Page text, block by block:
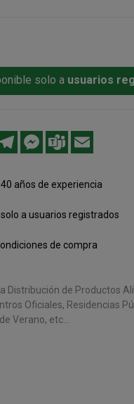
solo a usuarios
TelegramMessenger
Teams
años de experiencia
a usuarios registrados
de compra
Distribución de Productos
Oficiales, Residencias
Verano, etc...